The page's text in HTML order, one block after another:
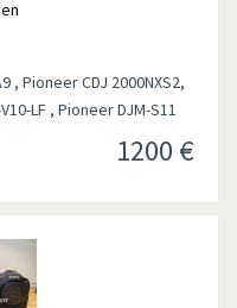
, Pioneer CDJ 2000NXS2,
LF , Pioneer DJM-S11
1200 €